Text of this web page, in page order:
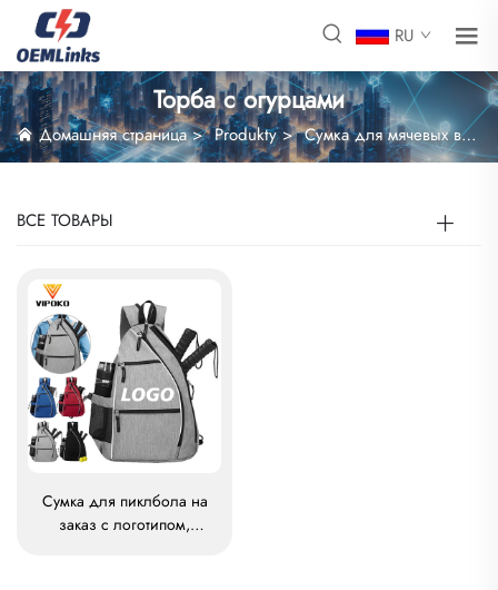
RU
Торба с огурцами
Домашняя страница>Produkty>Сумка для мячевых видов спорта
ВСЕ ТОВАРЫ
Сумка для пиклбола на
заказ с логотипом,